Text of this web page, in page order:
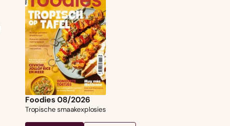
Foodies 08/2026
Tropische smaakexplosies